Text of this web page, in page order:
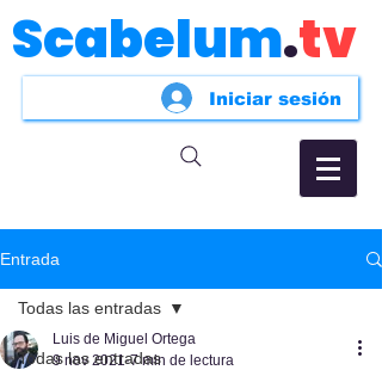
Scabelum.tv
Iniciar sesión
Entrada
Todas las entradas
Todas las entradas
Luis de Miguel Ortega
9 nov 2021 7 min de lectura